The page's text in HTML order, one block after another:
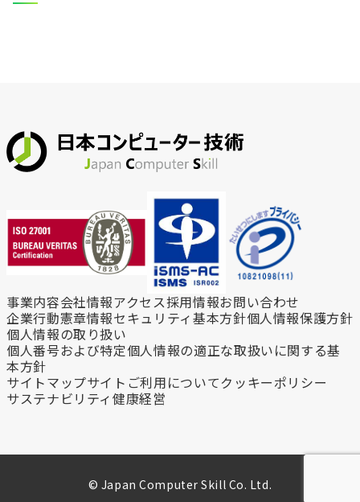
事業内容会社情報アクセス採用情報お問い合わせ
企業行動憲章情報セキュリティ基本方針個人情報保護方針
個人情報の取り扱い
個人番号および特定個人情報の適正な取扱いに関する基
本方針
サイトマップサイトご利用についてクッキーポリシー
サステナビリティ健康経営
© Japan Computer Skill Co. Ltd.